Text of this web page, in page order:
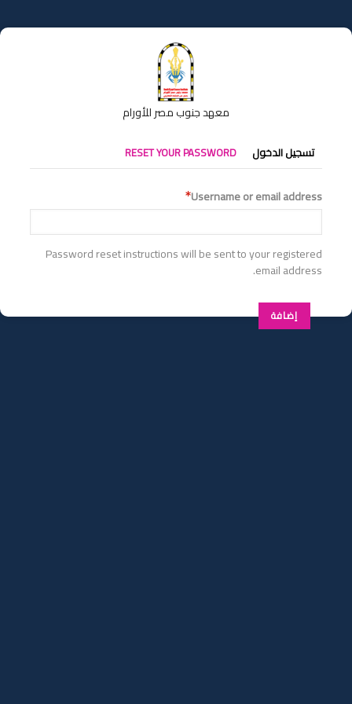
إلى
المحتوى
معهد جنوب مصر للأورام
التبويبات
الأساسية
تسجيل الدخول RESET YOUR PASSWORD
Username or email address
Password reset instructions will be sent to your registered
email address.